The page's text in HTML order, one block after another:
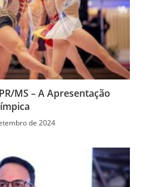
MS – A Apresentação
de 2024